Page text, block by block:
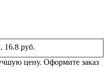
16.8 руб.
цену. Оформите заказ